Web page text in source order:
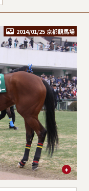
2014/01/25 京都競馬場